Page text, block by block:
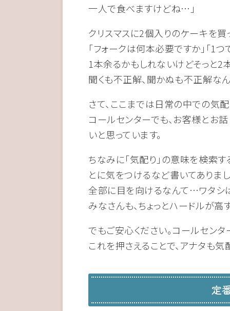
一人で食べますけどね…」
クリスマスに2個入りのケーキを買
「フォークは何本必要ですか」「1
1本余るかもしれないけどそっと2
聞くも不正解、聞かぬも不正解なん
さて、ここまでは日常の中での気
コールセンターでも、お客様とお
いと思っています。
ちなみに「気配り」の意味を検索
とに気をつけるなど書いてありまし
全部に目を向けるなんて…ワタシ
みなさんも、ちょっとハードルが高
でもご安心ください。コールセン
これを押さえることで、アナタも
定